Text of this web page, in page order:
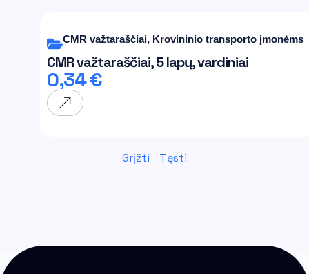
CMR važtaraščiai, Krovininio transporto įmonėms
CMR važtaraščiai, 5 lapų, vardiniai
0,34€
Grįžti Tęsti